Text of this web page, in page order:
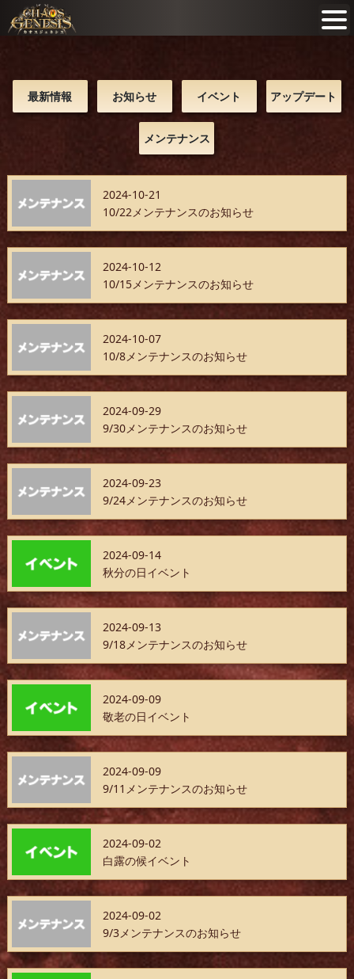
最新情報 お知らせ イベント アップデート
メンテナンス
2024-10-21
10/22メンテナンスのお知らせ
2024-10-12
10/15メンテナンスのお知らせ
2024-10-07
10/8メンテナンスのお知らせ
2024-09-29
9/30メンテナンスのお知らせ
2024-09-23
9/24メンテナンスのお知らせ
2024-09-14
秋分の日イベント
2024-09-13
9/18メンテナンスのお知らせ
2024-09-09
敬老の日イベント
2024-09-09
9/11メンテナンスのお知らせ
2024-09-02
白露の候イベント
2024-09-02
9/3メンテナンスのお知らせ